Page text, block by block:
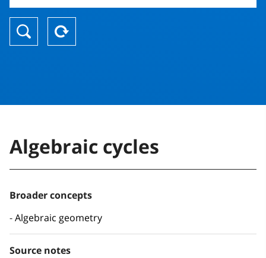
Algebraic cycles
Broader concepts
Algebraic geometry
Source notes